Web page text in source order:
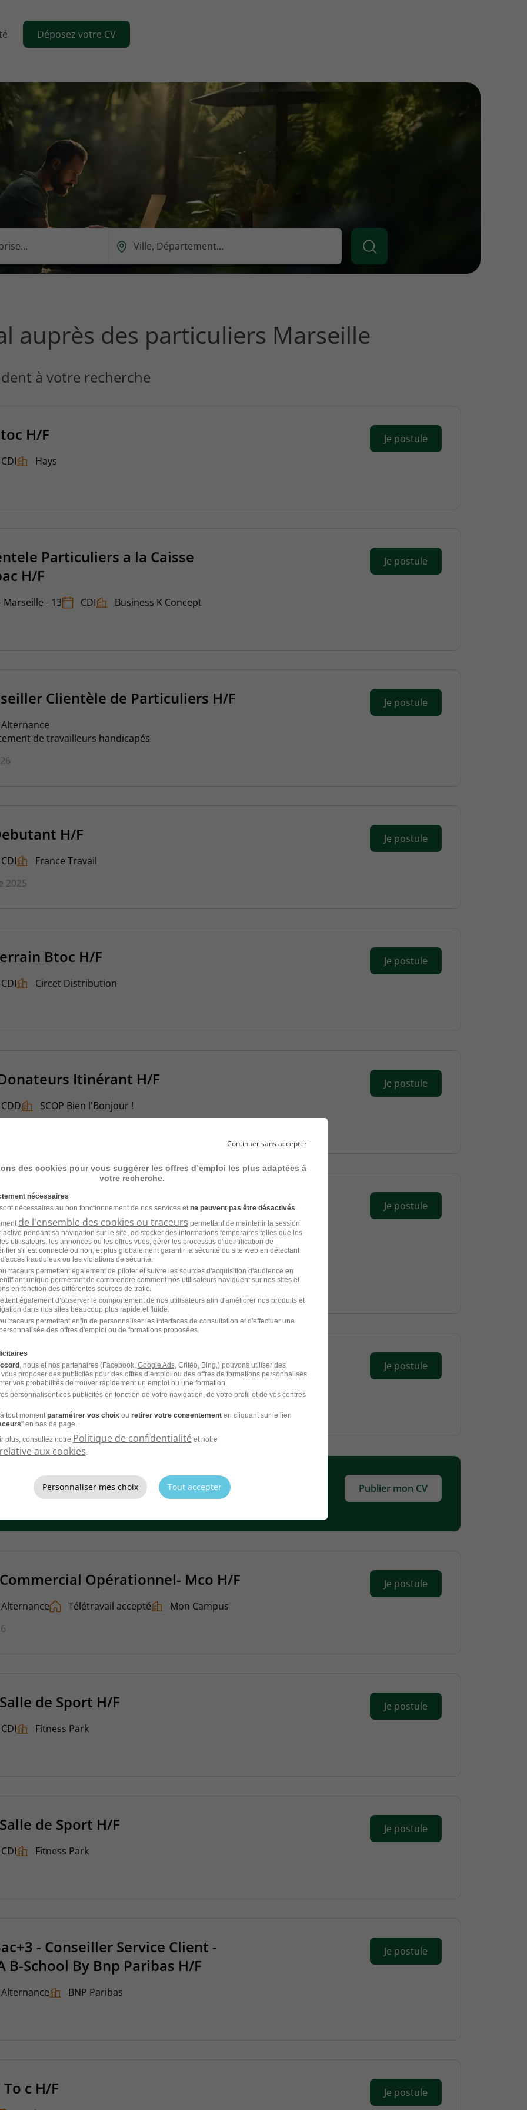
Déposez votre CV
Ou
ce
?
auprès des particuliers Marseille
à votre recherche
H/F
CDI
Hays
Je postule
Particuliers a la Caisse
H/F
Marseille - 13 CDI
Business K Concept
Je postule
Clientèle de Particuliers H/F
Alternance
de travailleurs handicapés
Je postule
H/F
CDI
France Travail
2025
Je postule
Btoc H/F
CDI
Circet Distribution
Je postule
Itinérant H/F
CDD
SCOP Bien l'Bonjour !
Je postule
c en Alternance - BTS Ndrc - Mco
Commercial Relation
F
Alternance
ATHENA BS - MARSEILLE
Je postule
de Sport H/F
CDI
Fitness Park
Je postule
et laissez les recruteurs venir à
Publier mon CV
Opérationnel- Mco H/F
Alternance Télétravail accepté
Mon Campus
Je postule
de Sport H/F
CDI
Fitness Park
Je postule
de Sport H/F
CDI
Fitness Park
Je postule
- Conseiller Service Client -
B-School By Bnp Paribas H/F
Alternance
BNP Paribas
Je postule
c H/F Je postule
Continuer sans accepter
des cookies pour vous suggérer les offres d’emploi les plus adaptées à
votre recherche.
nécessaires
nécessaires au bon fonctionnement de nos services et ne peuvent pas être désactivés
de l'ensemble des cookies ou traceurs permettant de maintenir la session
active pendant sa navigation sur le site, de stocker des informations temporaires telles que les
utilisateurs, les annonces ou les offres vues, gérer les processus d'identification de
s'il est connecté ou non, et plus globalement garantir la sécurité du site web en détectant
frauduleux ou les violations de sécurité.
traceurs permettent également de piloter et suivre les sources d'acquisition d'audience en
unique permettant de comprendre comment nos utilisateurs naviguent sur nos sites et
en fonction des différentes sources de trafic.
également d’observer le comportement de nos utilisateurs afin d'améliorer nos produits et
dans nos sites beaucoup plus rapide et fluide.
traceurs permettent enfin de personnaliser les interfaces de consultation et d'effectuer une
des offres d'emploi ou de formations proposées.
, nous et nos partenaires (Facebook, Google Ads, Critéo, Bing,) pouvons utiliser des
proposer des publicités pour des offres d’emploi ou des offres de formations personnalisés
vos probabilités de trouver rapidement un emploi ou une formation.
personnalisent ces publicités en fonction de votre navigation, de votre profil et de vos centres
tout moment paramétrer vos choixou retirer votre consentementen cliquant sur le lien
" en bas de page.
plus, consultez notre Politique de confidentialité et notre
aux cookies
Personnaliser mes choix Tout accepter